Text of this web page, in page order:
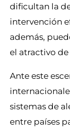
dificultan la
intervención
además,
el atractivo
Ante este
sistemas de
entre países